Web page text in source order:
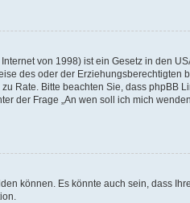
von 1998) ist ein Gesetz in den
des oder der Erziehungsberechtigten
Rate. Bitte beachten Sie, dass phpBB
der Frage „An wen soll ich mich
können. Es könnte auch sein, dass